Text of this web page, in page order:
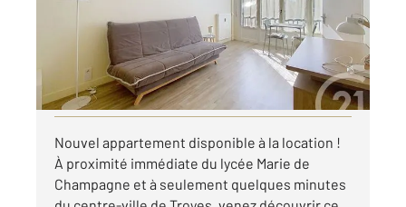
Appartement Studio à louer
420 €
par mois charges comprises
Visiter le site dédié
Nouvel appartement disponible à la location !
À proximité immédiate du lycée Marie de
Champagne et à seulement quelques minutes